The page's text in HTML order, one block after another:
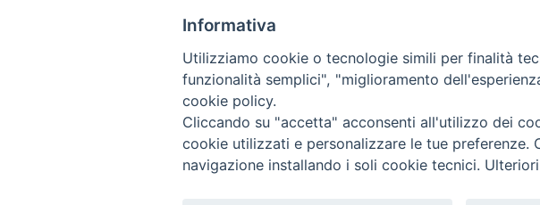
Via Santa Maria della Pietà, 44 – 80067
Sorrento (NA)
tel. 0818781244
Giorni ed Orari Apertura Uffici:
Venerdì ore 09:30 – 12:30
———————————————————–
PEC:
Informativa
Utilizziamo cookie o tecnologie simili per finalità
funzionalità semplici", "miglioramento
cookie policy.
Cliccando su "accetta" acconsenti all'utilizzo dei
cookie utilizzati e personalizzare le tue
navigazione installando i soli cookie tecnici.